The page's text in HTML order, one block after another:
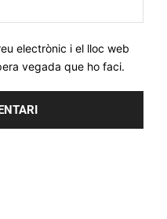
web:
electrònic i el lloc web
vegada que ho faci.